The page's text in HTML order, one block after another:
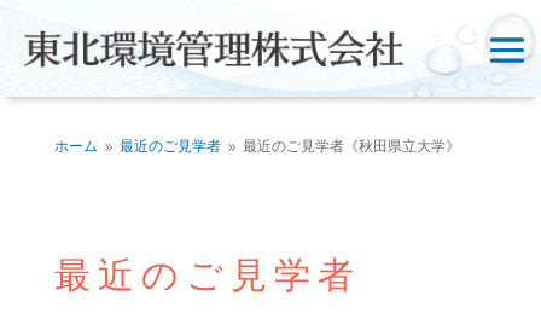
ホーム 9 最近のご見学者 9 最近のご見学者《秋田県立大学》
最近のご見学者